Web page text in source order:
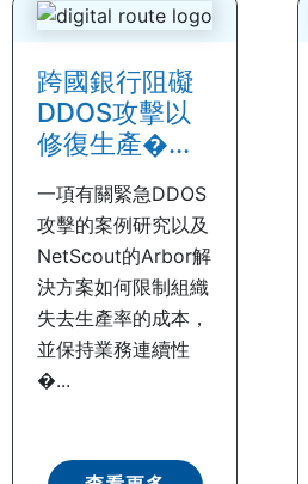
跨國銀行阻礙
DDOS攻擊以
修復生產�...
一項有關緊急DDOS
攻擊的案例研究以及
NetScout的Arbor解
決方案如何限制組織
失去生產率的成本，
並保持業務連續性
�...